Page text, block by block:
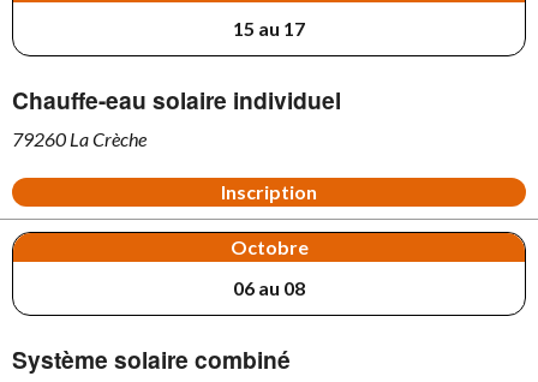
15 au 17
Chauffe-eau solaire individuel
79260 La Crèche
Inscription
Octobre
06 au 08
Système solaire combiné